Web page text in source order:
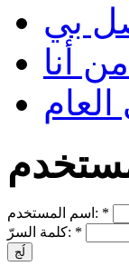
بي
من أنا
اسم المستخدم: *
كلمة السرّ: *